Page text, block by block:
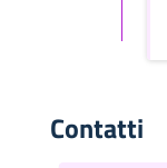
Contatti